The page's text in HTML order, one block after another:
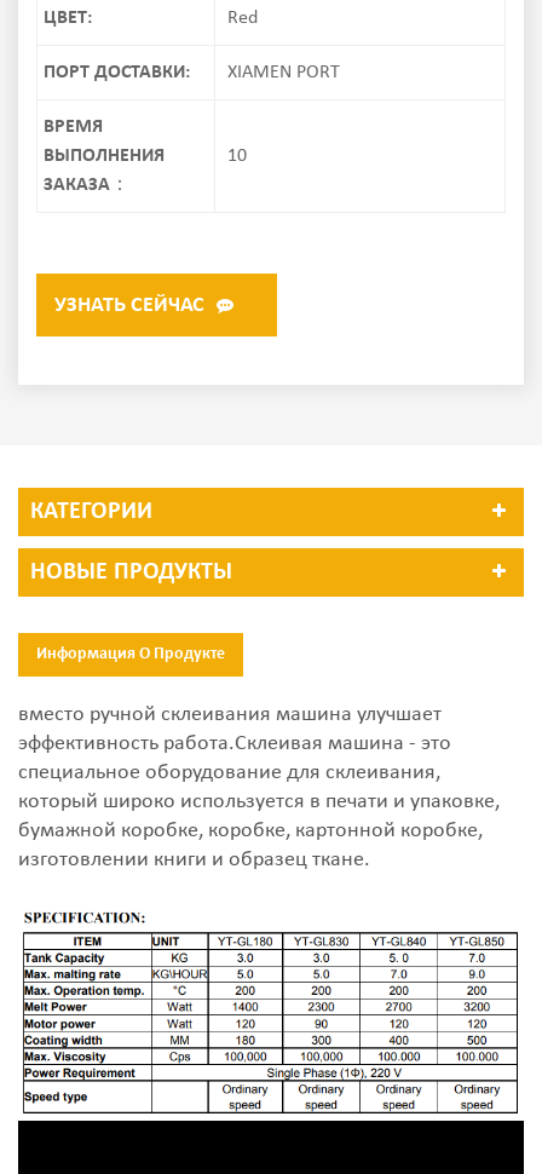
ЦВЕТ: Red
ПОРТ ДОСТАВКИ: XIAMEN PORT
ВРЕМЯ
ВЫПОЛНЕНИЯ
ЗАКАЗА：
10
УЗНАТЬ СЕЙЧАС
КАТЕГОРИИ
НОВЫЕ ПРОДУКТЫ
Информация О Продукте
вместо ручной склеивания машина улучшает
эффективность работа.Склеивая машина - это
специальное оборудование для склеивания,
который широко используется в печати и упаковке,
бумажной коробке, коробке, картонной коробке,
изготовлении книги и образец ткане.